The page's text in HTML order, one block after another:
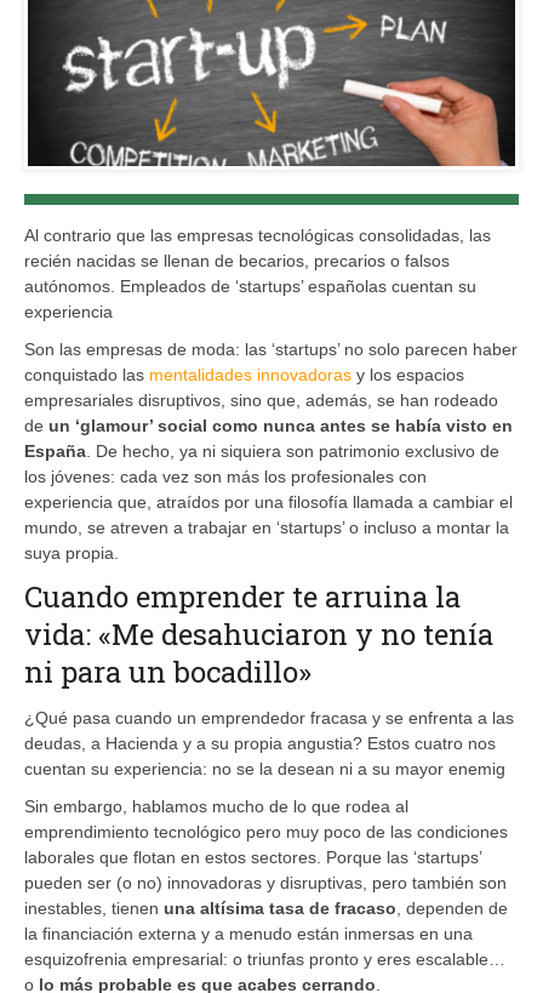
Al contrario que las empresas tecnológicas consolidadas, las
recién nacidas se llenan de becarios, precarios o falsos
autónomos. Empleados de ‘startups’ españolas cuentan su
experiencia
Son las empresas de moda: las ‘startups’ no solo parecen haber
conquistado las mentalidades innovadoras y los espacios
empresariales disruptivos, sino que, además, se han rodeado
de un ‘glamour’ social como nunca antes se había visto en
España . De hecho, ya ni siquiera son patrimonio exclusivo de
los jóvenes: cada vez son más los profesionales con
experiencia que, atraídos por una filosofía llamada a cambiar el
mundo, se atreven a trabajar en ‘startups’ o incluso a montar la
suya propia.
Cuando emprender te arruina la
vida: «Me desahuciaron y no tenía
ni para un bocadillo»
¿Qué pasa cuando un emprendedor fracasa y se enfrenta a las
deudas, a Hacienda y a su propia angustia? Estos cuatro nos
cuentan su experiencia: no se la desean ni a su mayor enemig
Sin embargo, hablamos mucho de lo que rodea al
emprendimiento tecnológico pero muy poco de las condiciones
laborales que flotan en estos sectores. Porque las ‘startups’
pueden ser (o no) innovadoras y disruptivas, pero también son
inestables, tienen una altísima tasa de fracaso , dependen de
la financiación externa y a menudo están inmersas en una
esquizofrenia empresarial: o triunfas pronto y eres escalable…
o lo más probable es que acabes cerrando